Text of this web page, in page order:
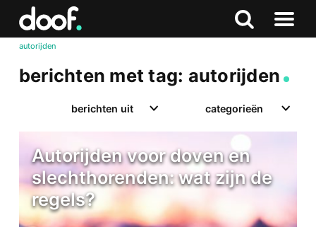
Zoeken
Naar
autorijden
berichten met tag: autorijden
berichten uit categorieën
Autorijden voor doven en
slechthorenden: wat zijn de
regels?
Doof.nl
Zoeken